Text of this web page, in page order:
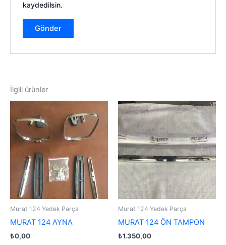
kaydedilsin.
İlgili ürünler
Murat 124 Yedek Parça
MURAT 124 AYNA
₺0,00
Murat 124 Yedek Parça
MURAT 124 ÖN TAMPON
₺1.350,00